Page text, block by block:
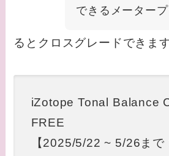
できるメータープ
るとクロスグレードできます
iZotope Tonal Balance
FREE
【2025/5/22 ~ 5/26ま